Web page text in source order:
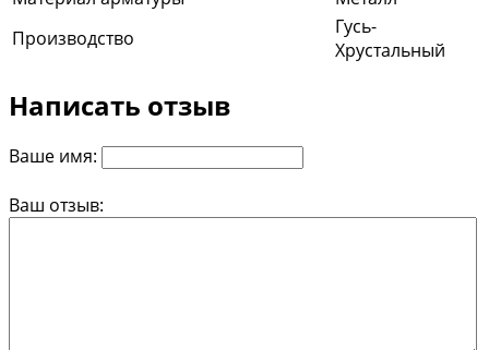
Производство
Гусь-
Хрустальный
Написать отзыв
Ваше имя:
Ваш отзыв: